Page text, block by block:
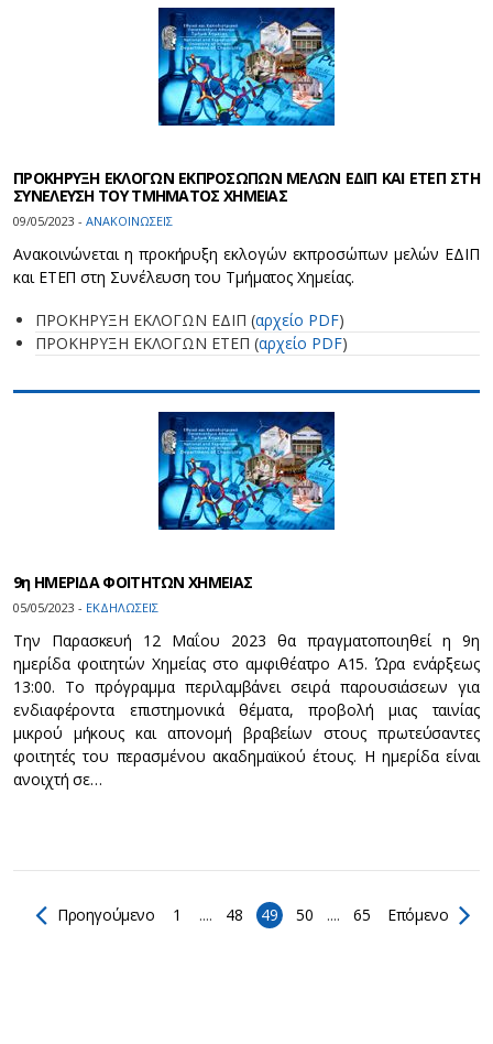
ΠΡΟΚΗΡΥΞΗ ΕΚΛΟΓΩΝ ΕΚΠΡΟΣΩΠΩΝ ΜΕΛΩΝ ΕΔΙΠ ΚΑΙ ΕΤΕΠ ΣΤΗ
ΣΥΝΕΛΕΥΣΗ ΤΟΥ ΤΜΗΜΑΤΟΣ ΧΗΜΕΙΑΣ
09/05/2023 - ΑΝΑΚΟΙΝΩΣΕΙΣ
Ανακοινώνεται η προκήρυξη εκλογών εκπροσώπων μελών ΕΔΙΠ
και ΕΤΕΠ στη Συνέλευση του Τμήματος Χημείας.
ΠΡΟΚΗΡΥΞΗ ΕΚΛΟΓΩΝ ΕΔΙΠ (αρχείο PDF)
ΠΡΟΚΗΡΥΞΗ ΕΚΛΟΓΩΝ ΕΤΕΠ (αρχείο PDF)
9η ΗΜΕΡΙΔΑ ΦΟΙΤΗΤΩΝ ΧΗΜΕΙΑΣ
05/05/2023 - ΕΚΔΗΛΩΣΕΙΣ
Την Παρασκευή 12 Μαΐου 2023 θα πραγματοποιηθεί η 9η
ημερίδα φοιτητών Χημείας στο αμφιθέατρο Α15. Ώρα ενάρξεως
13:00. Το πρόγραμμα περιλαμβάνει σειρά παρουσιάσεων για
ενδιαφέροντα επιστημονικά θέματα, προβολή μιας ταινίας
μικρού μήκους και απονομή βραβείων στους πρωτεύσαντες
φοιτητές του περασμένου ακαδημαϊκού έτους. Η ημερίδα είναι
ανοιχτή σε…
Προηγούμενο 1 .... 48 49 50 .... 65 Επόμενο